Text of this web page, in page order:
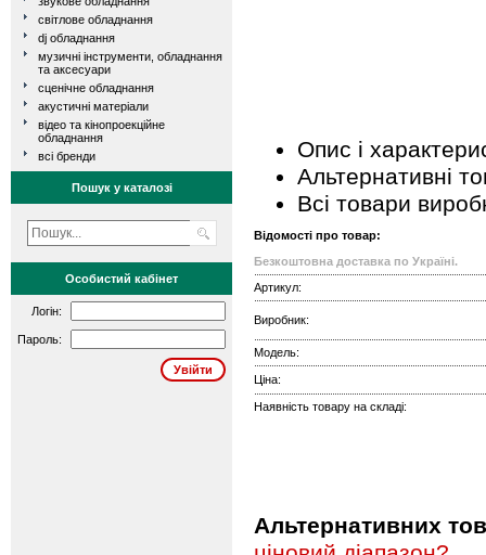
світлове обладнання
dj обладнання
музичні інструменти, обладнання
та аксесуари
сценічне обладнання
акустичні матеріали
відео та кінопроекційне
обладнання
всі бренди
Пошук у каталозі
Особистий кабінет
Логін:
Пароль:
Опис і
Альтернативні
Всі товари
Відомості про товар:
Безкоштовна доставка по Україні.
Артикул:
Виробник:
Модель:
Ціна:
Наявність товару на складі:
Альтернативних